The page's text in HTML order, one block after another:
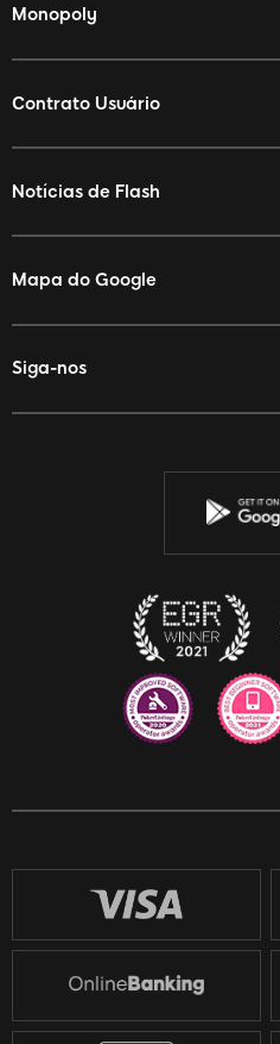
Monopoly
Contrato Usuário
Notícias de Flash
Mapa do Google
Siga-nos
Facebook